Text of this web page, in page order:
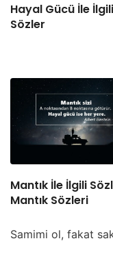
Hayal Gücü İle İlgili
Sözler
Mantık İle İlgili
Mantık Sözleri
Samimi ol, fakat